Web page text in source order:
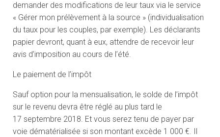
demander des modifications de leur taux via le service
« Gérer mon prélèvement à la source » (individualisation
du taux pour les couples, par exemple). Les déclarants
papier devront, quant à eux, attendre de recevoir leur
avis d’imposition au cours de l’été.
Le paiement de l’impôt
Sauf option pour la mensualisation, le solde de l’impôt
sur le revenu devra être réglé au plus tard le
17 septembre 2018. Et vous serez tenu de payer par
voie dématérialisée si son montant excède 1 000 €. Il